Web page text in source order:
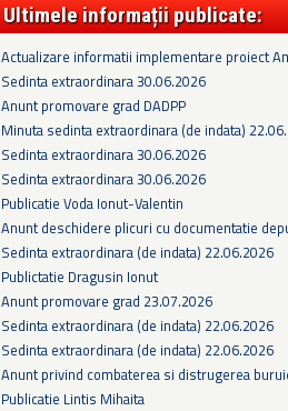
Ultimele informații publicate:
Actualizare informatii implementare proiect
Sedinta extraordinara 30.06.2026
Anunt promovare grad DADPP
Minuta sedinta extraordinara (de indata)
Sedinta extraordinara 30.06.2026
Sedinta extraordinara 30.06.2026
Publicatie Voda Ionut-Valentin
Anunt deschidere plicuri cu documentatie
Sedinta extraordinara (de indata) 22.06.2026
Publictatie Dragusin Ionut
Anunt promovare grad 23.07.2026
Sedinta extraordinara (de indata) 22.06.2026
Sedinta extraordinara (de indata) 22.06.2026
Anunt privind combaterea si distrugerea
Publicatie Lintis Mihaita